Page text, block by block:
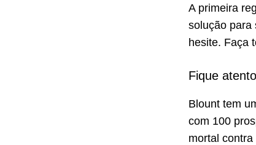
A primeira
solução para
hesite. Faça
Fique
Blount tem
com 100
mortal